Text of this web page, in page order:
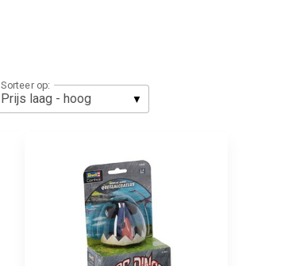
Sorteer op: